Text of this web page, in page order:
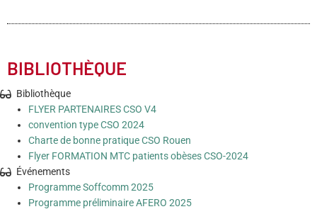
BIBLIOTHÈQUE
Bibliothèque
FLYER PARTENAIRES CSO V4
convention type CSO 2024
Charte de bonne pratique CSO Rouen
Flyer FORMATION MTC patients obèses CSO-2024
Événements
Programme Soffcomm 2025
Programme préliminaire AFERO 2025